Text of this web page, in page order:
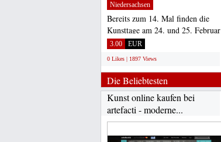
Niedersachsen
Bereits zum 14. Mal finden die
Kunsttage am 24. und 25. Februar
in Elze statt. Rund...
3.00 EUR
0 Likes | 1897 Views
Die Beliebtesten
Kunst online kaufen bei
artefacti - moderne...